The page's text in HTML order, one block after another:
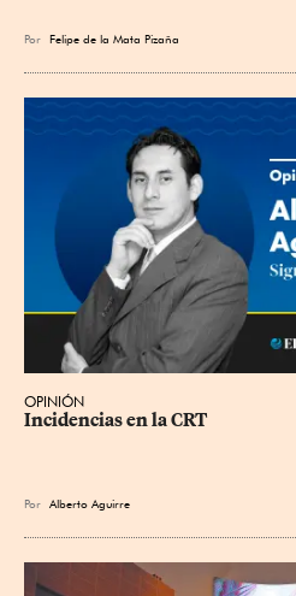
Por Felipe de la Mata Pizaña
OPINIÓN
Incidencias en la CRT
Por Alberto Aguirre